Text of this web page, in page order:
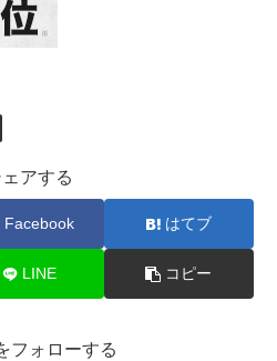
ェアする
Facebook はてブ
LINE コピー
フォローする